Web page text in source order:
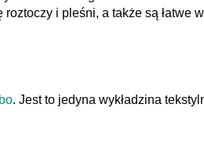
i pleśni, a także są łatwe
. Jest to jedyna wykładzina